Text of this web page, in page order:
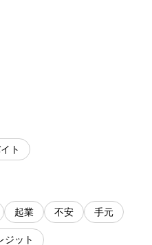
ト
起業 不安 手元
ジット